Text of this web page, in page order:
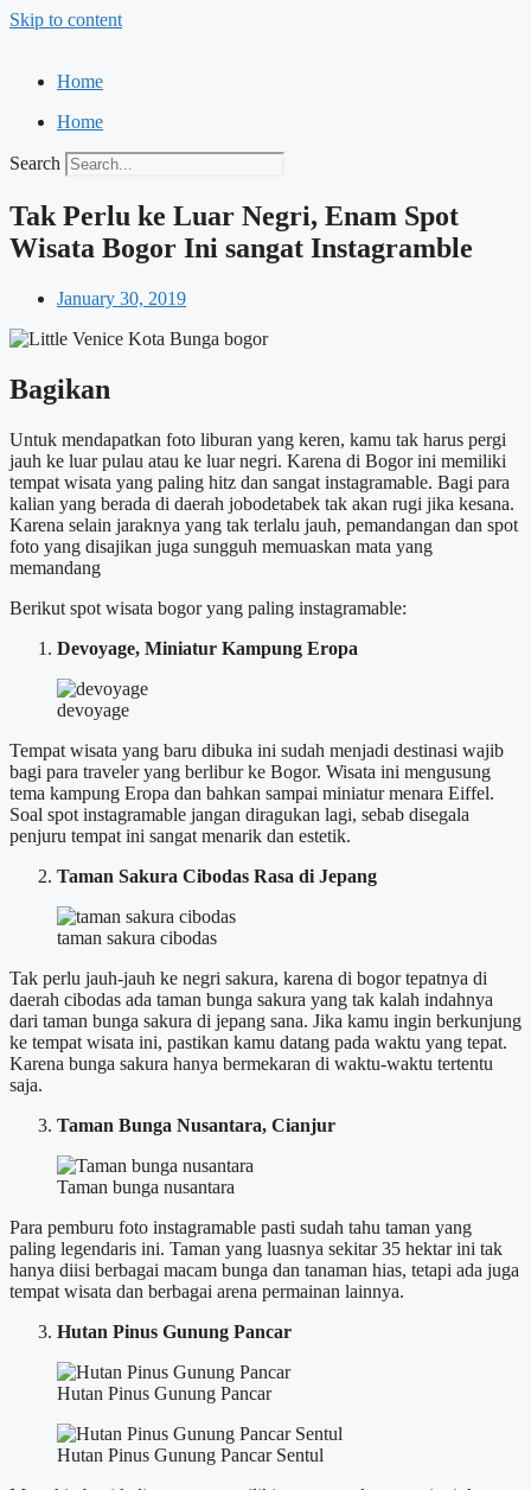
Skip to content
Home
Home
Search
Tak Perlu ke Luar Negri, Enam Spot
Wisata Bogor Ini sangat Instagramble
January 30, 2019
Bagikan
Untuk mendapatkan foto liburan yang keren, kamu tak harus pergi
jauh ke luar pulau atau ke luar negri. Karena di Bogor ini memiliki
tempat wisata yang paling hitz dan sangat instagramable. Bagi para
kalian yang berada di daerah jobodetabek tak akan rugi jika kesana.
Karena selain jaraknya yang tak terlalu jauh, pemandangan dan spot
foto yang disajikan juga sungguh memuaskan mata yang
memandang
Berikut spot wisata bogor yang paling instagramable:
Devoyage, Miniatur Kampung Eropa
devoyage
Tempat wisata yang baru dibuka ini sudah menjadi destinasi wajib
bagi para traveler yang berlibur ke Bogor. Wisata ini mengusung
tema kampung Eropa dan bahkan sampai miniatur menara Eiffel.
Soal spot instagramable jangan diragukan lagi, sebab disegala
penjuru tempat ini sangat menarik dan estetik.
Taman Sakura Cibodas Rasa di Jepang
taman sakura cibodas
Tak perlu jauh-jauh ke negri sakura, karena di bogor tepatnya di
daerah cibodas ada taman bunga sakura yang tak kalah indahnya
dari taman bunga sakura di jepang sana. Jika kamu ingin berkunjung
ke tempat wisata ini, pastikan kamu datang pada waktu yang tepat.
Karena bunga sakura hanya bermekaran di waktu-waktu tertentu
saja.
Taman Bunga Nusantara, Cianjur
Taman bunga nusantara
Para pemburu foto instagramable pasti sudah tahu taman yang
paling legendaris ini. Taman yang luasnya sekitar 35 hektar ini tak
hanya diisi berbagai macam bunga dan tanaman hias, tetapi ada juga
tempat wisata dan berbagai arena permainan lainnya.
Hutan Pinus Gunung Pancar
Hutan Pinus Gunung Pancar
Hutan Pinus Gunung Pancar Sentul